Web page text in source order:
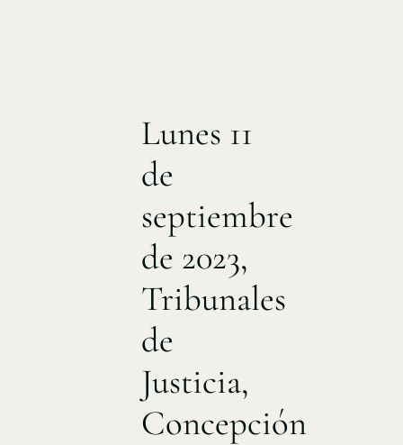
Lunes 11
de
septiembre
de 2023,
Tribunales
de
Justicia,
Concepción